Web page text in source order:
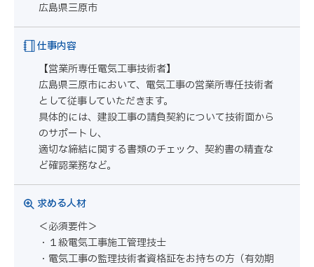
広島県三原市
仕事内容
【営業所専任電気工事技術者】
広島県三原市において、電気工事の営業所専任技術者
として従事していただきます。
具体的には、建設工事の請負契約について技術面から
のサポートし、
適切な締結に関する書類のチェック、契約書の精査な
ど確認業務など。
求める人材
＜必須要件＞
・１級電気工事施工管理技士
・電気工事の監理技術者資格証をお持ちの方（有効期